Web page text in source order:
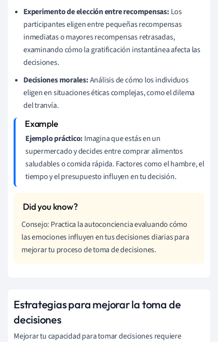
Experimento de elección entre recompensas: Los
participantes eligen entre pequeñas recompensas
inmediatas o mayores recompensas retrasadas,
examinando cómo la gratificación instantánea afecta las
decisiones.
Decisiones morales:Análisis de cómo los individuos
eligen en situaciones éticas complejas, como el dilema
del tranvía.
Ejemplo práctico: Imagina que estás en un
supermercado y decides entre comprar alimentos
saludables o comida rápida. Factores como el hambre, el
tiempo y el presupuesto influyen en tu decisión.
Consejo: Practica la autoconciencia evaluando cómo
las emociones influyen en tus decisiones diarias para
mejorar tu proceso de toma de decisiones.
Estrategias para mejorar la toma de
decisiones
Mejorar tu capacidad para tomar decisiones requiere